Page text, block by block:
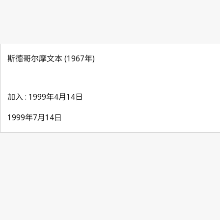
斯德哥尔摩文本 (1967年)
加入 : 1999年4月14日
1999年7月14日